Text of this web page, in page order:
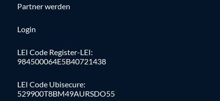
Partner werden
Login
LEI Code Register-LEI:
984500064E5B40721438
LEI Code Ubisecure:
529900T8BM49AURSDO55